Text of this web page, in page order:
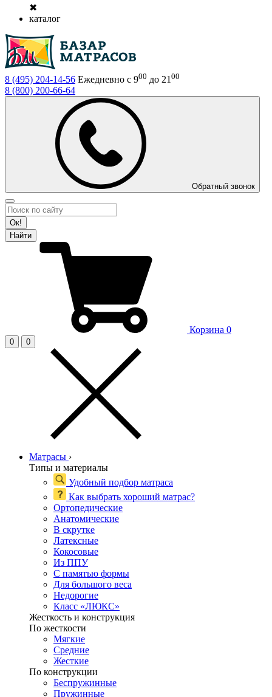
✖
каталог
8 (495) 204-14-56 Ежедневно с 900 до 21 00
8 (800) 200-66-64
Обратный звонок
Ок!
Найти
Корзина 0
0 0
Матрасы ›
Типы и материалы
Удобный подбор матраса
Как выбрать хороший матрас?
Ортопедические
Анатомические
В скрутке
Латексные
Кокосовые
Из ППУ
С памятью формы
Для большого веса
Недорогие
Класс «ЛЮКС»
Жесткость и конструкция
По жесткости
Мягкие
Средние
Жесткие
По конструкции
Беспружинные
Пружинные